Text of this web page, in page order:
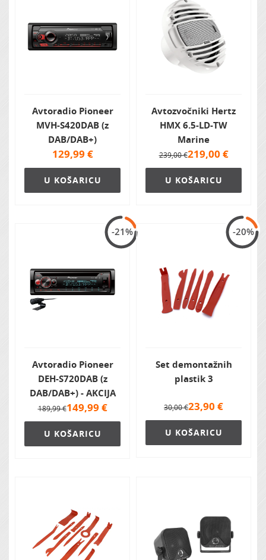
Avtoradio Pioneer
MVH-S420DAB (z
DAB/DAB+)
129,99 €
U KOŠARICU
Avtozvočniki Hertz
HMX 6.5-LD-TW
Marine
239,00 €219,00 €
U KOŠARICU
-21%
Avtoradio Pioneer
DEH-S720DAB (z
DAB/DAB+) - AKCIJA
189,99 €149,99 €
U KOŠARICU
-20%
Set demontažnih
plastik 3
30,00 €23,90 €
U KOŠARICU